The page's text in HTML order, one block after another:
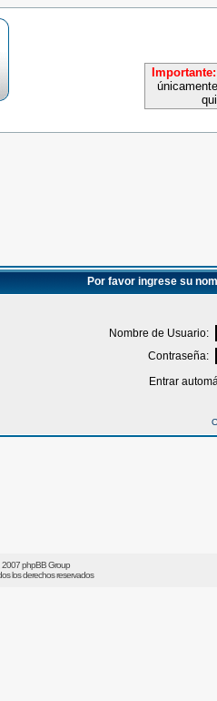
Importante:
Por favor ingrese su
Nombre de Usuario:
Contraseña:
Entrar
phpBB Group
los derechos reservados